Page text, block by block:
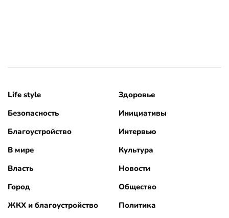
Life style
Безопасность
Благоустройство
В мире
Власть
Город
ЖКХ и благоустройство
Здоровье
Инициативы
Интервью
Культура
Новости
Общество
Политика